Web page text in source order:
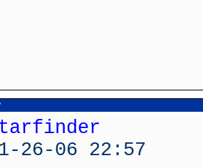
06 22:57